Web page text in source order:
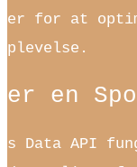
for at
er en
Data API